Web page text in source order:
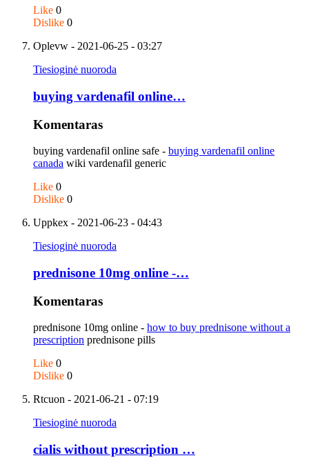
Like 0
Dislike 0
Oplevw - 2021-06-25 - 03:27
Tiesioginė nuoroda
buying vardenafil online…
Komentaras
buying vardenafil online safe - buying vardenafil online
canada wiki vardenafil generic
Like 0
Dislike 0
Uppkex - 2021-06-23 - 04:43
Tiesioginė nuoroda
prednisone 10mg online -…
Komentaras
prednisone 10mg online - how to buy prednisone without a
prescription prednisone pills
Like 0
Dislike 0
Rtcuon - 2021-06-21 - 07:19
Tiesioginė nuoroda
cialis without prescription …